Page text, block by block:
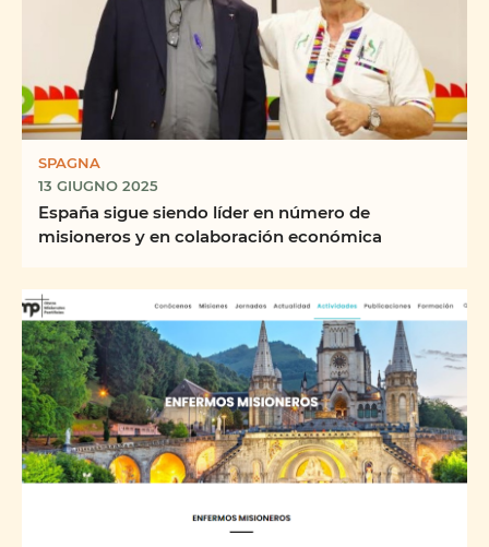
SPAGNA
13 GIUGNO 2025
España sigue siendo líder en número de
misioneros y en colaboración económica